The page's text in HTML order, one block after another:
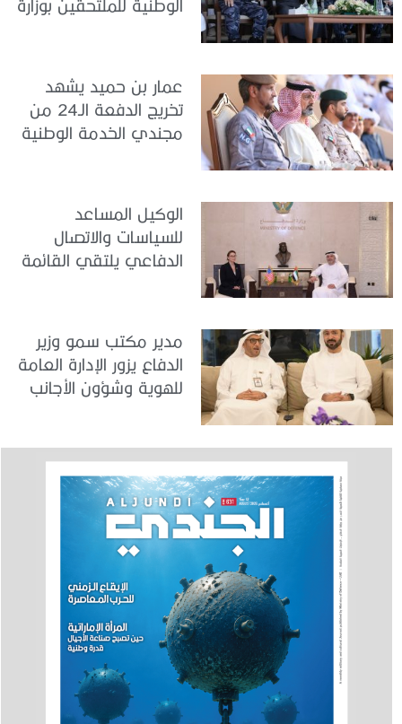
الوطنية للملتحقين بوزارة
عمار بن حميد يشهد
تخريج الدفعة الـ24 من
مجندي الخدمة الوطنية
الوكيل المساعد
للسياسات والاتصال
الدفاعي يلتقي القائمة
مدير مكتب سمو وزير
الدفاع يزور الإدارة العامة
للهوية وشؤون الأجانب